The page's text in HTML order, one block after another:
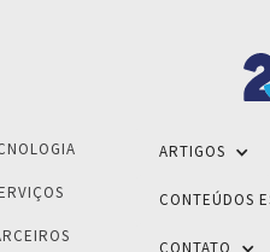
ARTIGOS
CONTEÚDOS
CONTATO